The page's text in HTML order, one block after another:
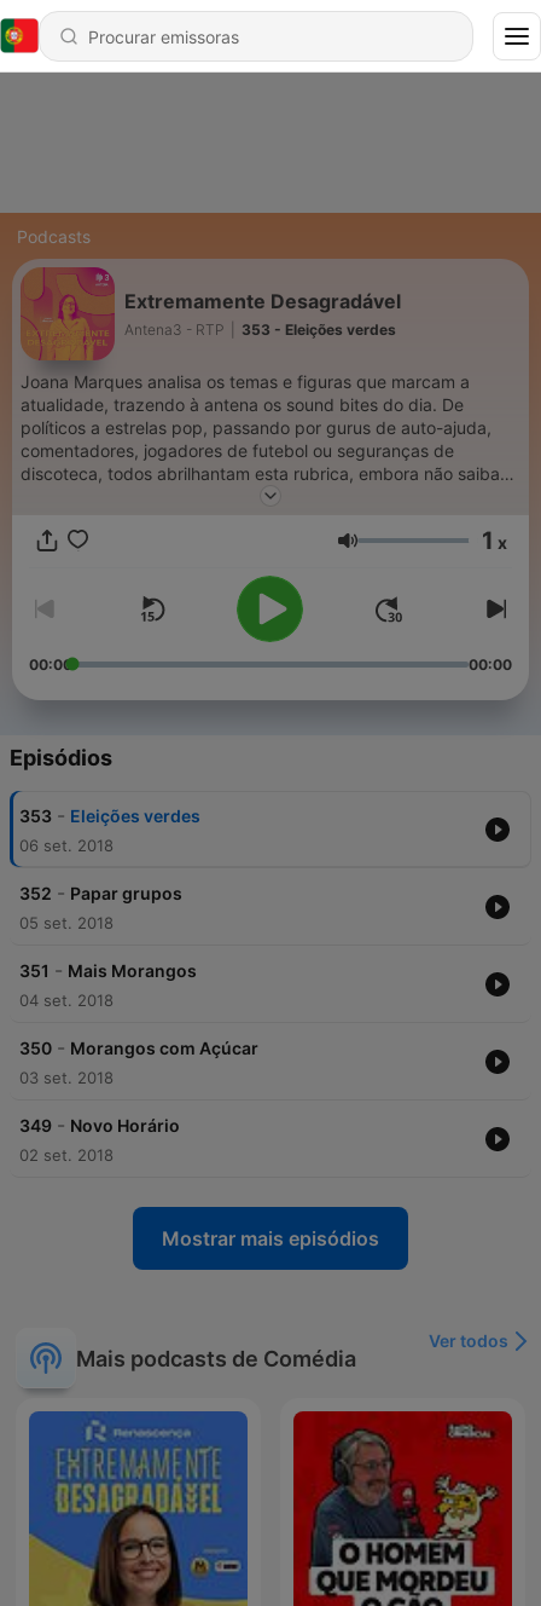
Podcasts
Extremamente Desagradável
Antena3 - RTP 353 - Eleições verdes
Joana Marques analisa os temas e figuras que marcam a
atualidade, trazendo à antena os sound bites do dia. De
políticos a estrelas pop, passando por gurus de auto-ajuda,
comentadores, jogadores de futebol ou seguranças de
discoteca, todos abrilhantam esta rubrica, embora não saibam.
Joana tenta ser diplomática, conciliadora e doce. Falha em
Volume 1 x
00:00 00:00
Episódios
353 - Eleições verdes
06 set. 2018
352 - Papar grupos
05 set. 2018
351 - Mais Morangos
04 set. 2018
350 - Morangos com Açúcar
03 set. 2018
349 - Novo Horário
02 set. 2018
Mostrar mais episódios
Mais podcasts de Comédia
Ver todos